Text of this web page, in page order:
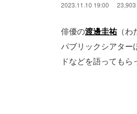
2023.11.10 19:00 23,903
俳優の渡邊圭祐（わ
パブリックシアター
ドなどを語ってもら